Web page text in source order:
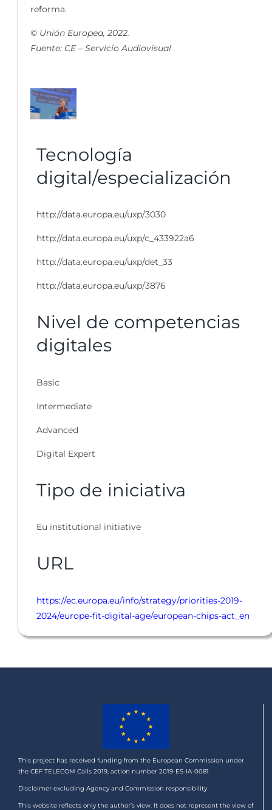
reforma.
© Unión Europea, 2022.
Fuente: CE – Servicio Audiovisual
Tecnología
digital/especialización
http://data.europa.eu/uxp/3030
http://data.europa.eu/uxp/c_433922a6
http://data.europa.eu/uxp/det_33
http://data.europa.eu/uxp/3876
Nivel de competencias
digitales
Basic
Intermediate
Advanced
Digital Expert
Tipo de iniciativa
Eu institutional initiative
URL
https://ec.europa.eu/info/strategy/priorities-2019-
2024/europe-fit-digital-age/european-chips-act_en
This project has received funding from the European Commission under
the CEF TELECOM Calls 2019, action number 2019-ES-IA-0081.
Disclaimer excluding Agency and Commission responsibility
This website reflects only the author’s view. It does not represent the view of